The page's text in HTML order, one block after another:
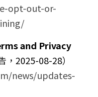
opt-out-or-
and Privacy
，2025-08-28）
news/updates-